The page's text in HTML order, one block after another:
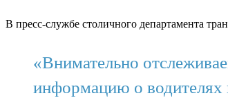
В пресс-службе столичного департамента
«Внимательно
информацию о водителях